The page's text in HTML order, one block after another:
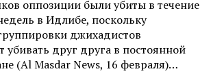
оппозиции были убиты в течение
в Идлибе, поскольку
джихадистов
друг друга в постоянной
(Аl Masdar News, 16 февраля)…